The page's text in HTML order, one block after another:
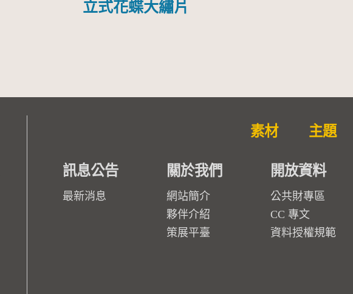
立式花蝶大繡片
素材 主題
訊息公告
最新消息
關於我們
網站簡介
夥伴介紹
策展平臺
開放資料
公共財專區
CC 專文
資料授權規範